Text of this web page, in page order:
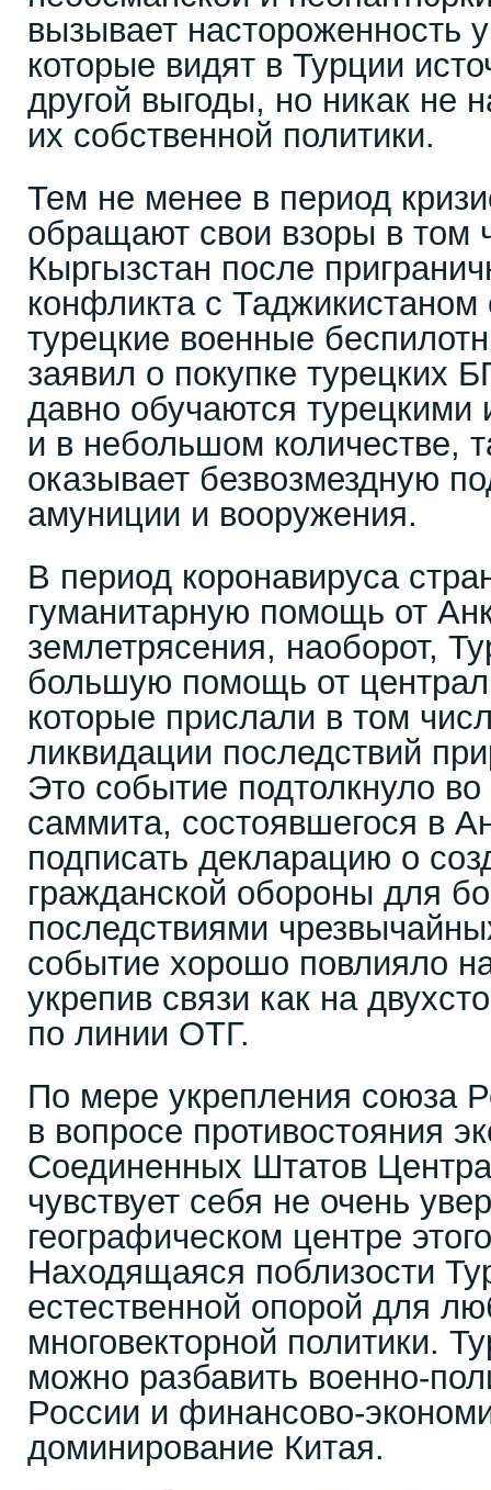
вызывает настороженность
которые видят в Турции
другой выгоды, но никак не
их собственной политики.
Тем не менее в период
обращают свои взоры в том
Кыргызстан после
конфликта с Таджикистаном
турецкие военные
заявил о покупке
давно обучаются турецкими
и в небольшом количестве,
оказывает безвозмездную
амуниции и вооружения.
В период коронавируса
гуманитарную помощь от
землетрясения, наоборот,
большую помощь от
которые прислали в том
ликвидации последствий
Это событие подтолкнуло
саммита, состоявшегося в
подписать декларацию о
гражданской обороны для
последствиями
событие хорошо повлияло
укрепив связи как на
по линии ОТГ.
По мере укрепления союза
в вопросе противостояния
Соединенных Штатов
чувствует себя не очень
географическом центре
Находящаяся поблизости
естественной опорой для
многовекторной политики.
можно разбавить военно-
России и финансово-
доминирование Китая.